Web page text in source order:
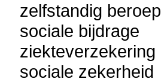
zelfstandig beroep
sociale bijdrage
ziekteverzekering
sociale zekerheid